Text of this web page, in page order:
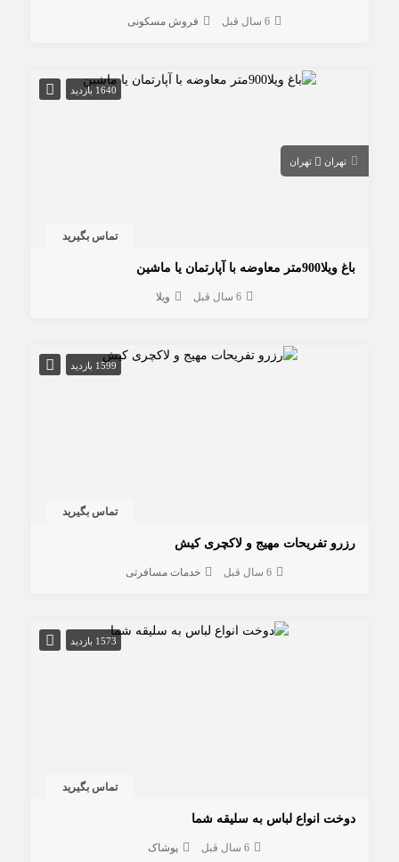
6 سال قبل فروش مسکونی
1640 بازدید
تهران تهران
تماس بگیرید
باغ ویلا900متر معاوضه با آپارتمان یا ماشین
6 سال قبل ویلا
1599 بازدید
تماس بگیرید
رزرو تفریحات مهیج و لاکچری کیش
6 سال قبل خدمات مسافرتی
1573 بازدید
تماس بگیرید
دوخت انواع لباس به سلیقه شما
6 سال قبل پوشاک